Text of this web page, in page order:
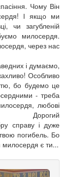
Чому Він
І якщо ми
чи загубленій
милосердя.
через нас
іншим.
і думаємо,
Особливо
бо будемо це
- треба
любові
Дорогий
справу і дуже
погибель. Бо
є ти...